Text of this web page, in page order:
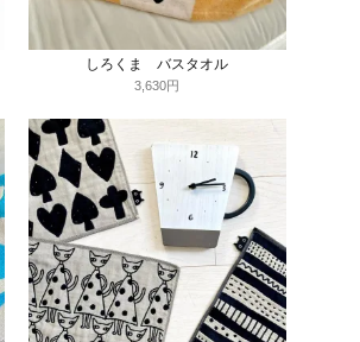
しろくま バスタオル
3,630円